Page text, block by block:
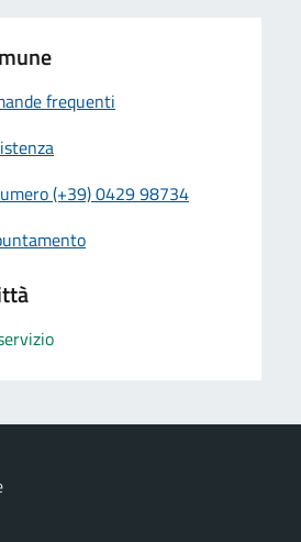
frequenti
(+39) 0429 98734